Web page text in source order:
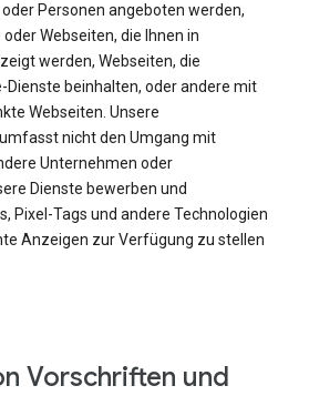
Personen angeboten werden,
Webseiten, die Ihnen in
werden, Webseiten, die
Dienste beinhalten, oder andere mit
Webseiten. Unsere
nicht den Umgang mit
Unternehmen oder
Dienste bewerben und
Pixel-Tags und andere Technologien
Anzeigen zur Verfügung zu stellen
Vorschriften und